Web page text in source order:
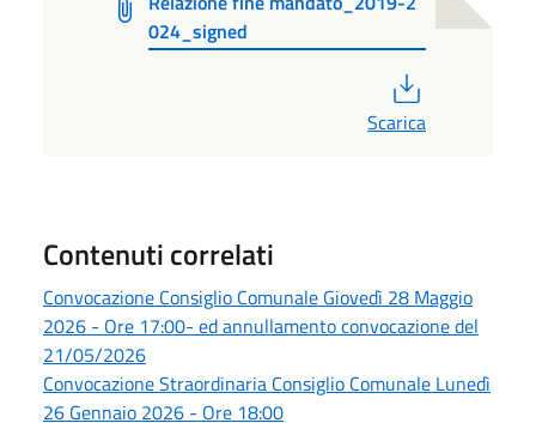
024_signed
Scarica
Contenuti correlati
Convocazione Consiglio Comunale Giovedì 28 Maggio
2026 - Ore 17:00- ed annullamento convocazione del
21/05/2026
Convocazione Straordinaria Consiglio Comunale Lunedì
26 Gennaio 2026 - Ore 18:00